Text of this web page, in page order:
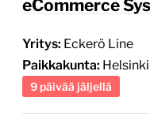
eCommerce
Yritys: Eckerö Line
Paikkakunta: Helsinki
9 päivää jäljellä